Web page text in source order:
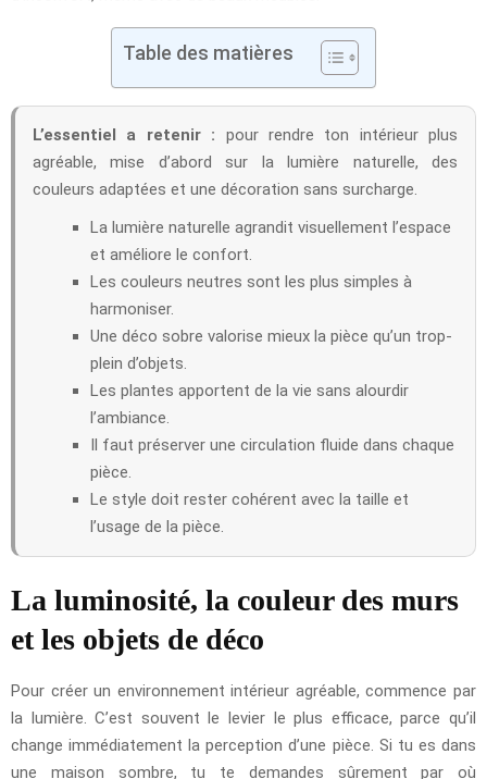
Table des matières
L’essentiel a retenir : pour rendre ton intérieur plus
agréable, mise d’abord sur la lumière naturelle, des
couleurs adaptées et une décoration sans surcharge.
La lumière naturelle agrandit visuellement l’espace
et améliore le confort.
Les couleurs neutres sont les plus simples à
harmoniser.
Une déco sobre valorise mieux la pièce qu’un trop-
plein d’objets.
Les plantes apportent de la vie sans alourdir
l’ambiance.
Il faut préserver une circulation fluide dans chaque
pièce.
Le style doit rester cohérent avec la taille et
l’usage de la pièce.
La luminosité, la couleur des murs
et les objets de déco
Pour créer un environnement intérieur agréable, commence par
la lumière. C’est souvent le levier le plus efficace, parce qu’il
change immédiatement la perception d’une pièce. Si tu es dans
une maison sombre, tu te demandes sûrement par où